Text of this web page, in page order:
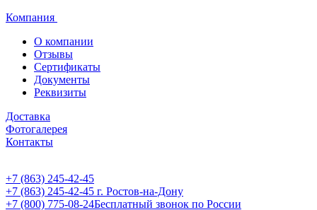
Компания
О компании
Отзывы
Сертификаты
Документы
Реквизиты
Доставка
Фотогалерея
Контакты
+7 (863) 245-42-45
+7 (863) 245-42-45 г. Ростов-на-Дону
+7 (800) 775-08-24Бесплатный звонок по России